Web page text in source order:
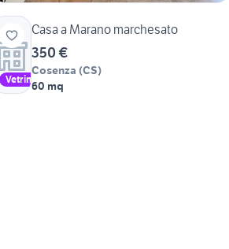
Vetrina
Casa a Marano marchesato
350 €
Cosenza (CS)
60 mq